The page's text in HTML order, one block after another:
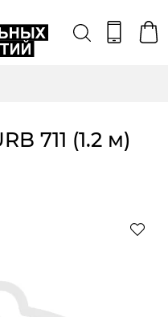
711 (1.2 м)